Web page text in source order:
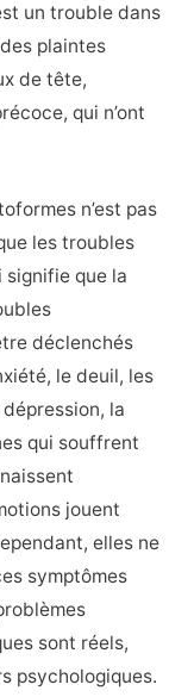
un trouble dans
plaintes
de tête,
qui n’ont
n’est pas
les troubles
signifie que la
déclenchés
le deuil, les
la
qui souffrent
jouent
elles ne
symptômes
sont réels,
psychologiques.